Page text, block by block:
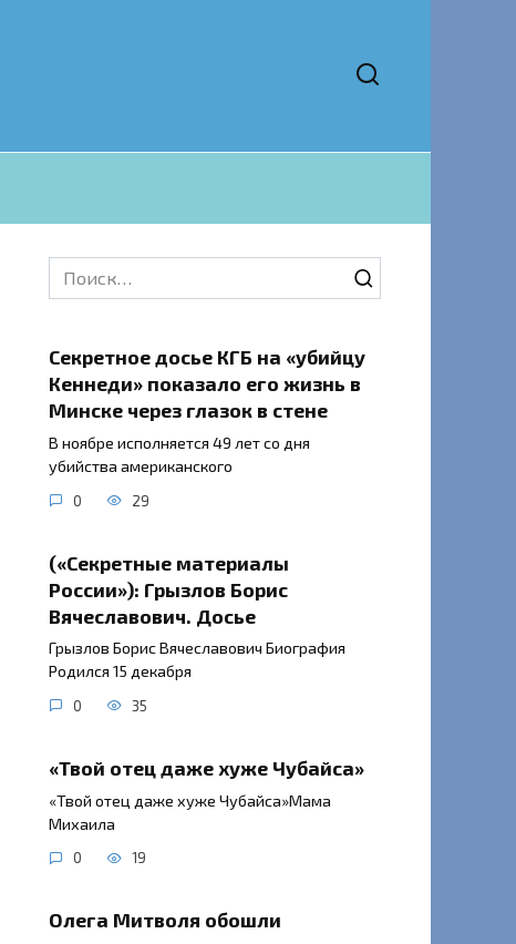
Search
for:
Секретное досье КГБ на «убийцу
Кеннеди» показало его жизнь в
Минске через глазок в стене
В ноябре исполняется 49 лет со дня
убийства американского
0 29
(«Секретные материалы
России»): Грызлов Борис
Вячеславович. Досье
Грызлов Борис Вячеславович Биография
Родился 15 декабря
0 35
«Твой отец даже хуже Чубайса»
«Твой отец даже хуже Чубайса»Мама
Михаила
0 19
Олега Митволя обошли